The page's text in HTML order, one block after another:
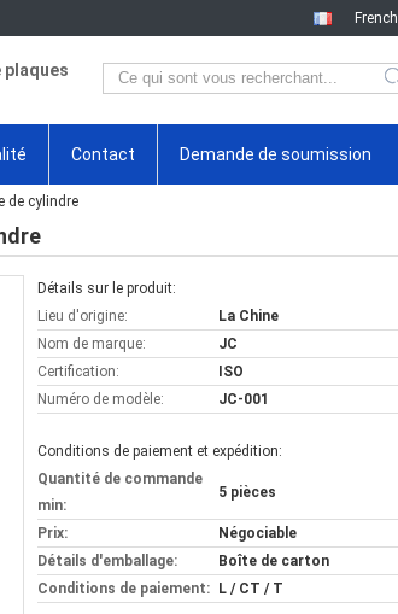
French
Contact Demande de soumission
de cylindre
Détails sur le produit:
Lieu d'origine:
La Chine
Nom de marque:
JC
Certification:
ISO
Numéro de modèle:
JC-001
Conditions de paiement et expédition:
Quantité de commande
min:
5 pièces
Prix:
Négociable
Détails d'emballage:
Boîte de carton
Conditions de paiement:
L / CT / T